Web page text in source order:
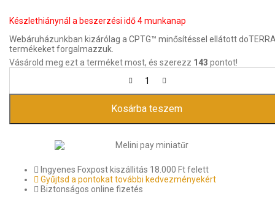
Készlethiánynál a beszerzési idő 4 munkanap
Webáruházunkban kizárólag a CPTG™ minősítéssel ellátott
termékeket forgalmazzuk.
Vásárold meg ezt a terméket most, és szerezz 143 pontot!
Kosárba teszem
Ingyenes Foxpost kiszállitás 18.000 Ft felett
Gyűjtsd a pontokat további kedvezményekért
Biztonságos online fizetés